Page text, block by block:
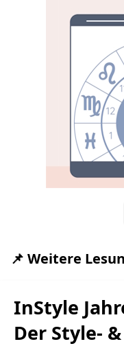
InStyle
Der Style-
📌 Weitere